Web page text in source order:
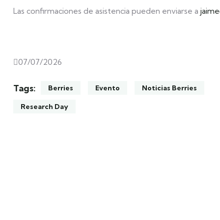
Las confirmaciones de asistencia pueden enviarse a
07/07/2026
Tags: Berries Evento Noticias Berries
Research Day